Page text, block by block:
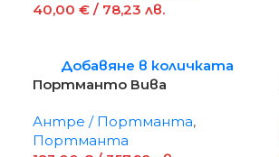
40,00€ / 78,23 лв.
Добавяне в количката
Портманто Вива
Антре / Портманта,
Портманта